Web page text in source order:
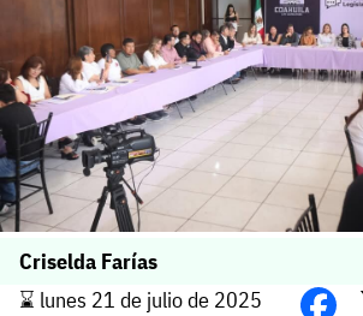
Criselda Farías
⌛️ lunes 21 de julio de 2025